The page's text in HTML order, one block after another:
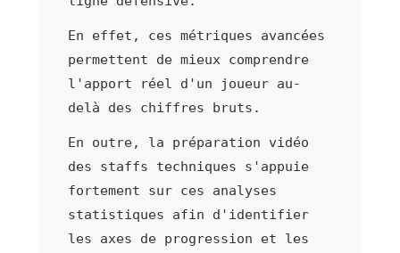
En effet, ces métriques avancées
permettent de mieux comprendre
l'apport réel d'un joueur au-
delà des chiffres bruts.
En outre, la préparation vidéo
des staffs techniques s'appuie
fortement sur ces analyses
statistiques afin d'identifier
les axes de progression et les